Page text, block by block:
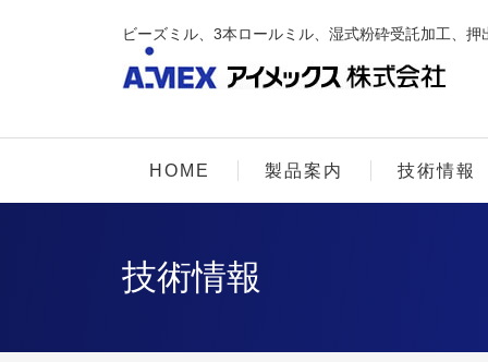
ビーズミル、3本ロールミル、湿式粉砕受託加工、
HOME 製品案内 技術情報
技術情報